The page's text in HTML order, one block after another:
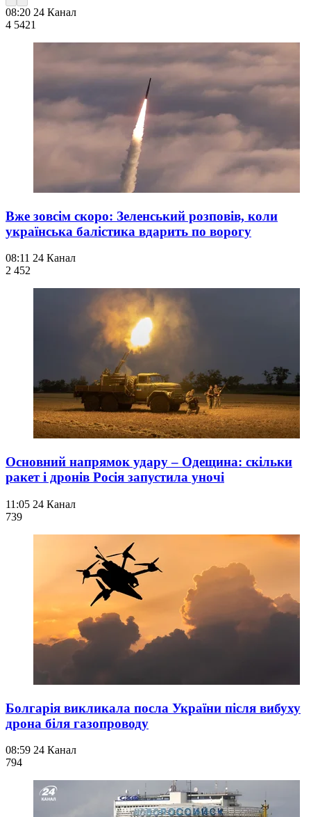
08:20 24 Канал
4 5421
Вже зовсім скоро: Зеленський розповів, коли
українська балістика вдарить по ворогу
08:11 24 Канал
2 452
Основний напрямок удару – Одещина: скільки
ракет і дронів Росія запустила уночі
11:05 24 Канал
739
Болгарія викликала посла України після вибуху
дрона біля газопроводу
08:59 24 Канал
794